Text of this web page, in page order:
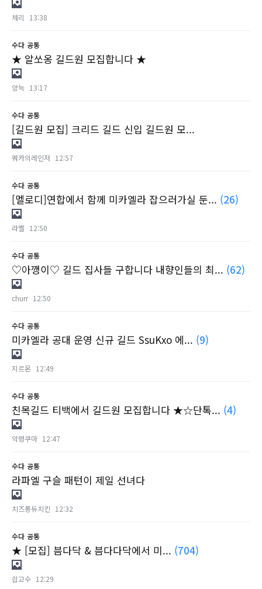
체리 13:38
수다 공통
★ 알쏘옹 길드원 모집합니다 ★
양늑 13:17
수다 공통
[길드원 모집] 크리드 길드 신입 길드원 모...
쿼카의레인저 12:57
수다 공통
[멜로디]연합에서 함께 미카엘라 잡으러가실 둔... (26)
라벨 12:50
수다 공통
♡아깽이♡ 길드 집사들 구합니다 내향인들의 최... (62)
churr 12:50
수다 공통
미카엘라 공대 운영 신규 길드 SsuKxo 에... (9)
지르몬 12:49
수다 공통
친목길드 티백에서 길드원 모집합니다 ★☆단톡... (4)
악령쿠마 12:47
수다 공통
라파엘 구슬 패턴이 제일 선녀다
치즈퐁듀치킨 12:32
수다 공통
★ [모집] 븜다닥 & 븜다다닥에서 미... (704)
싑고수 12:29